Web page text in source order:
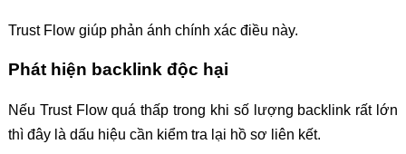
Trust Flow giúp phản ánh chính xác điều này.
Phát hiện backlink độc hại
Nếu Trust Flow quá thấp trong khi số lượng backlink rất lớn
thì đây là dấu hiệu cần kiểm tra lại hồ sơ liên kết.